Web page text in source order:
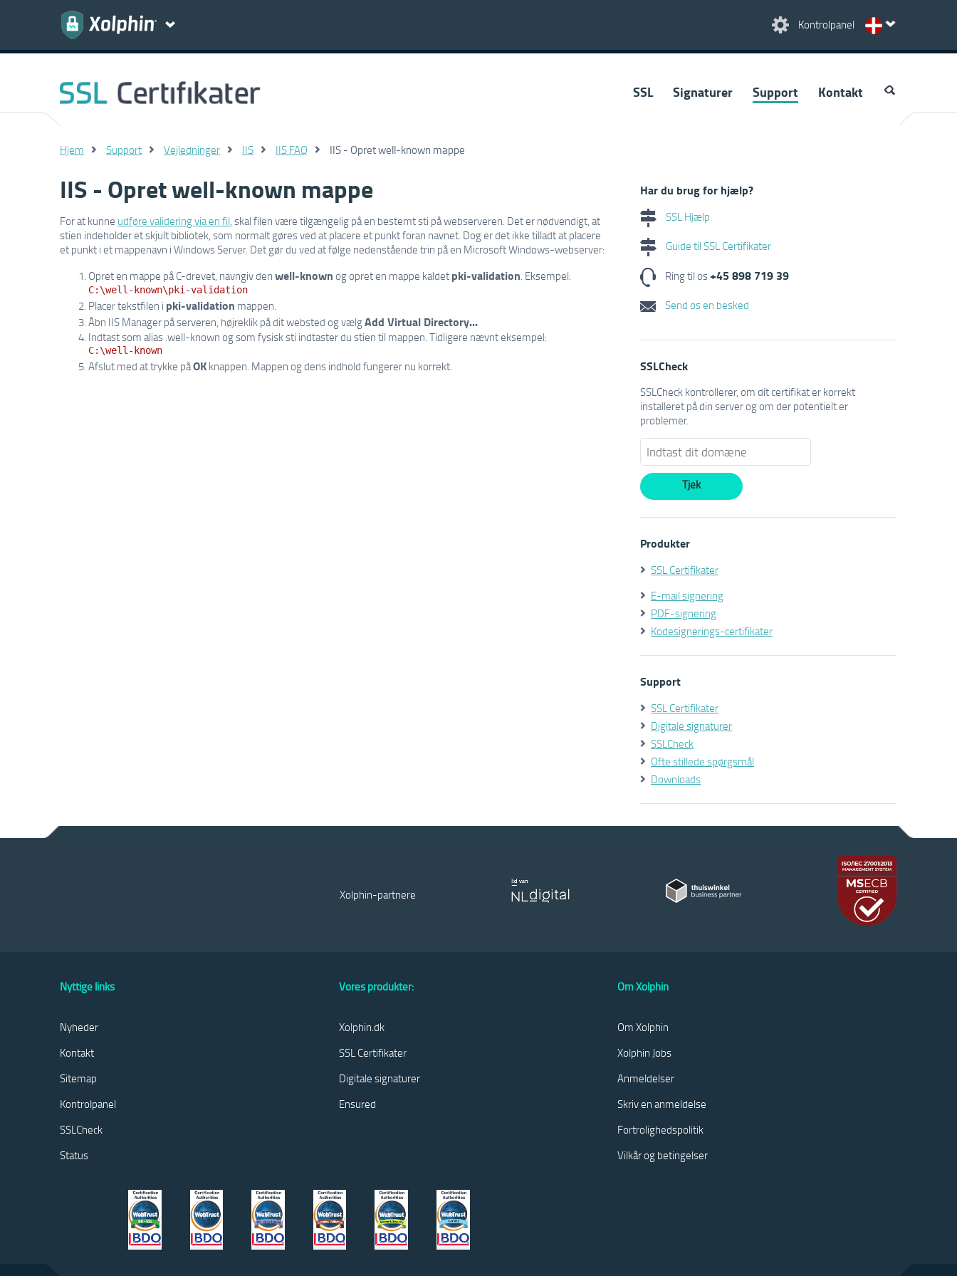
Kontrolpanel
SSL Signaturer Support Kontakt
Hjem Support Vejledninger IIS IIS FAQ IIS - Opret well-known mappe
IIS - Opret well-known mappe
For at kunne udføre validering via en fil , skal filen være tilgængelig på en bestemt sti på webserveren. Det er nødvendigt, at
stien indeholder et skjult bibliotek, som normalt gøres ved at placere et punkt foran navnet. Dog er det ikke tilladt at placere
et punkt i et mappenavn i Windows Server. Det gør du ved at følge nedenstående trin på en Microsoft Windows-webserver:
Opret en mappe på C-drevet, navngiv den well-known og opret en mappe kaldet pki-validation . Eksempel:
C:\well-known\pki-validation
Placer tekstfilen i pki-validation mappen.
Åbn IIS Manager på serveren, højreklik på dit websted og vælgAdd Virtual Directory...
Indtast som alias .well-known og som fysisk sti indtaster du stien til mappen. Tidligere nævnt eksempel:
C:\well-known
Afslut med at trykke påOK knappen. Mappen og dens indhold fungerer nu korrekt.
Har du brug for hjælp?
SSL Hjælp
Guide til SSL Certifikater
Ring til os+45 898 719 39
Send os en besked
SSLCheck
SSLCheck kontrollerer, om dit certifikat er korrekt
installeret på din server og om der potentielt er
problemer.
Produkter
SSL Certifikater
E-mail signering
PDF-signering
Kodesignerings-certifikater
Support
SSL Certifikater
Digitale signaturer
SSLCheck
Ofte stillede spørgsmål
Downloads
Xolphin-partnere
Nyttige links
Nyheder
Kontakt
Sitemap
Kontrolpanel
SSLCheck
Status
Vores produkter:
Xolphin.dk
SSL Certifikater
Digitale signaturer
Ensured
Om Xolphin
Om Xolphin
Xolphin Jobs
Anmeldelser
Skriv en anmeldelse
Fortrolighedspolitik
Vilkår og betingelser